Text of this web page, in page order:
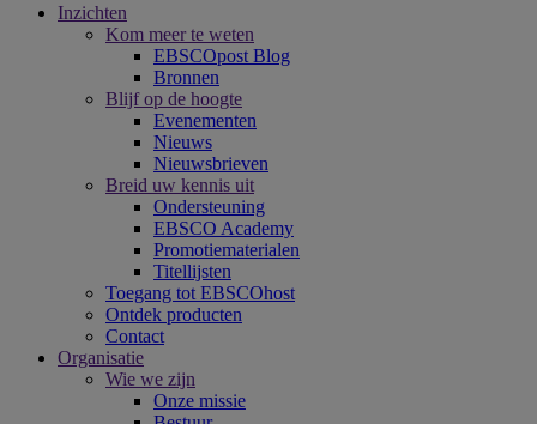
Inzichten
Kom meer te weten
EBSCOpost Blog
Bronnen
Blijf op de hoogte
Evenementen
Nieuws
Nieuwsbrieven
Breid uw kennis uit
Ondersteuning
EBSCO Academy
Promotiematerialen
Titellijsten
Toegang tot EBSCOhost
Ontdek producten
Contact
Organisatie
Wie we zijn
Onze missie